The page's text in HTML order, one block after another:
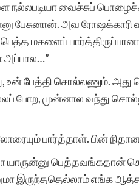
நல்லபடியா வைச்சுப்
அவ ரோஷக்காரி
பெத்த மகளைப்
அப்பால…”
உன் பேத்தி சொல்லணும்.
போற, முன்னால வந்து
பார்த்தாள். பின்
யாருன்னு
இருந்ததெல்லாம் எங்க